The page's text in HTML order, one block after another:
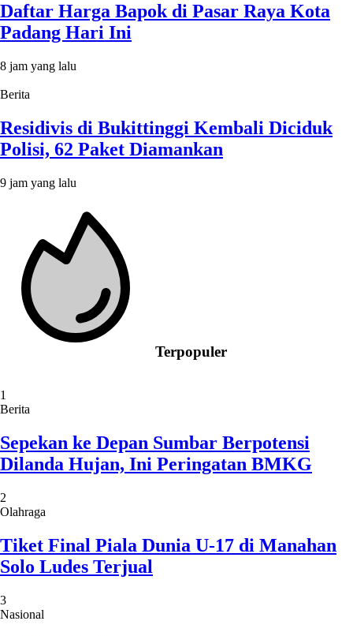
Daftar Harga Bapok di Pasar Raya Kota
Padang Hari Ini
8 jam yang lalu
Berita
Residivis di Bukittinggi Kembali Diciduk
Polisi, 62 Paket Diamankan
9 jam yang lalu
Terpopuler
1
Berita
Sepekan ke Depan Sumbar Berpotensi
Dilanda Hujan, Ini Peringatan BMKG
2
Olahraga
Tiket Final Piala Dunia U-17 di Manahan
Solo Ludes Terjual
3
Nasional